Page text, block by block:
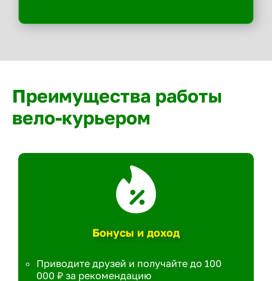
Преимущества работы
вело-курьером
Бонусы и доход
Приводите друзей и получайте до 100
000 ₽ за рекомендацию